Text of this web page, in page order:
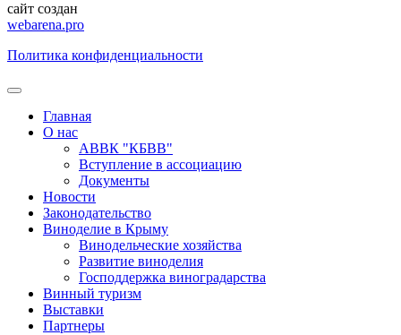
сайт создан
webarena.pro
Политика конфиденциальности
Главная
О нас
АВВК "КБВВ"
Вступление в ассоциацию
Документы
Новости
Законодательство
Виноделие в Крыму
Винодельческие хозяйства
Развитие виноделия
Господдержка виноградарства
Винный туризм
Выставки
Партнеры